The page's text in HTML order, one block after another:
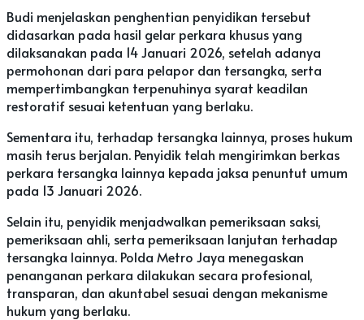
Budi menjelaskan penghentian penyidikan tersebut
didasarkan pada hasil gelar perkara khusus yang
dilaksanakan pada 14 Januari 2026, setelah adanya
permohonan dari para pelapor dan tersangka, serta
mempertimbangkan terpenuhinya syarat keadilan
restoratif sesuai ketentuan yang berlaku.
Sementara itu, terhadap tersangka lainnya, proses hukum
masih terus berjalan. Penyidik telah mengirimkan berkas
perkara tersangka lainnya kepada jaksa penuntut umum
pada 13 Januari 2026.
Selain itu, penyidik menjadwalkan pemeriksaan saksi,
pemeriksaan ahli, serta pemeriksaan lanjutan terhadap
tersangka lainnya. Polda Metro Jaya menegaskan
penanganan perkara dilakukan secara profesional,
transparan, dan akuntabel sesuai dengan mekanisme
hukum yang berlaku.